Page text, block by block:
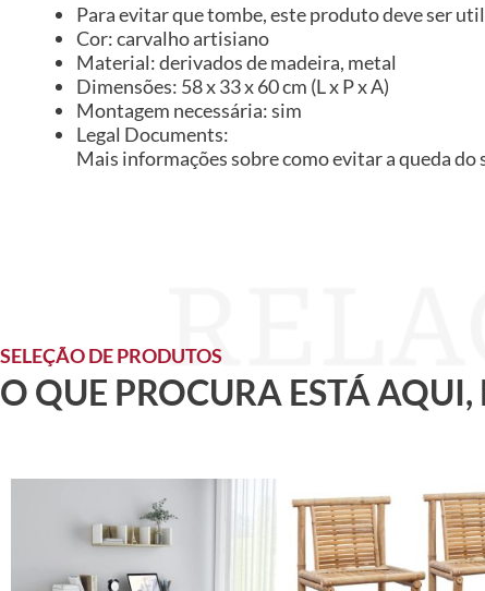
Para evitar que tombe, este produto deve ser
Cor: carvalho artisiano
Material: derivados de madeira, metal
Dimensões: 58 x 33 x 60 cm (L x P x A)
Montagem necessária: sim
Legal Documents:
Mais informações sobre como evitar a queda
SELEÇÃO DE PRODUTOS
O QUE PROCURA ESTÁ